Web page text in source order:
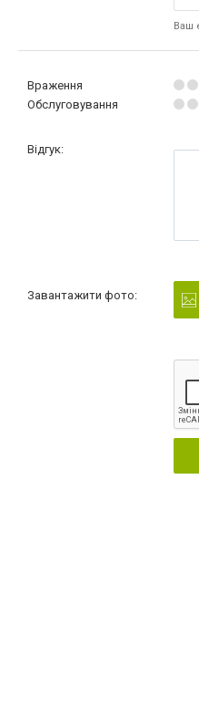
Ваш
Враження
Обслуговування
Відгук:
Завантажити фото: